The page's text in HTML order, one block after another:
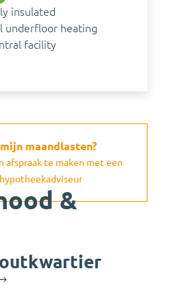
insulated
underfloor heating
facility
maandlasten?
afspraak te maken met een
&